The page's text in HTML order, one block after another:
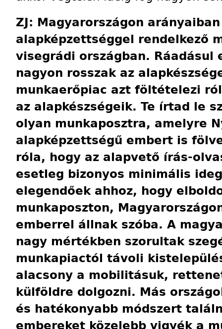
ZJ: Magyarországon
alapképzettséggel rendelkező
visegrádi országban. Ráadásul
nagyon rosszak az
munkaerőpiac azt föltételezi
az alapkészségeik. Te írtad le
olyan munkaposztra, amelyre
alapképzettségű embert is
róla, hogy az alapvető írás-
esetleg bizonyos minimális
elegendőek ahhoz, hogy
munkaposzton,
emberrel állnak szóba. A
nagy mértékben szorultak
munkapiactól távoli
alacsony a mobilitásuk,
külföldre dolgozni. Más
és hatékonyabb módszert
embereket közelebb vigyék a